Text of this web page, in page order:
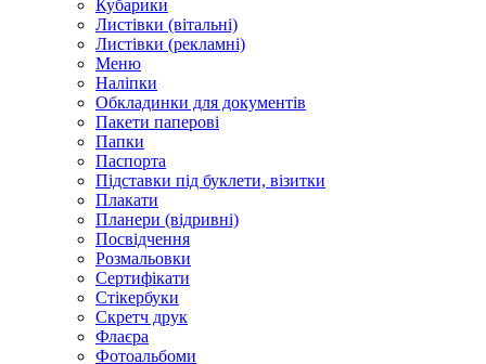
Кубарики
Листівки (вітальні)
Листівки (рекламні)
Меню
Наліпки
Обкладинки для документів
Пакети паперові
Папки
Паспорта
Підставки під буклети, візитки
Плакати
Планери (відривні)
Посвідчення
Розмальовки
Сертифікати
Стікербуки
Скретч друк
Флаєра
Фотоальбоми